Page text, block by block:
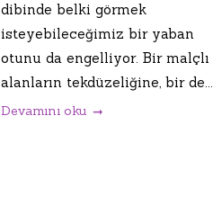
dibinde belki görmek
isteyebileceğimiz bir yaban
otunu da engelliyor. Bir malçlı
alanların tekdüzeliğine, bir de...
Devamını oku